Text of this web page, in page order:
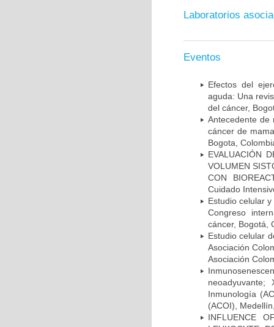
Laboratorios
Eventos
Efectos del
aguda: Una
del cáncer,
Antecedente de
cáncer de
Bogota,
EVALUACIÓN
VOLUMEN
CON
Cuidado
Estudio celular
Congreso
cáncer, Bogotá,
Estudio celular
Asociación
Asociación
Inmunología
(ACOI),
INFLUENCE